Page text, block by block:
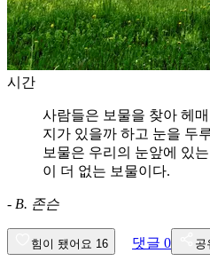
시간
사람들은 보물을 찾아 헤
지가 있을까 하고 눈을 두
보물은 우리의 눈앞에 있
이 더 없는 보물이다.
- B. 존슨
힘이 됐어요 16 댓글 0 공